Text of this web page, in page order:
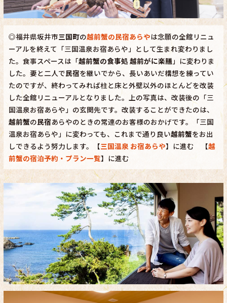
◎福井県坂井市三国町の越前蟹の民宿あらやは念願の全館リニュ
ーアルを終えて「三国温泉お宿あらや」として生まれ変わりまし
た。食事スペースは「越前蟹の食事処 越前がに楽膳」に変わりま
した。妻と二人で民宿を継いでから、長いあいだ構想を練ってい
たのですが、終わってみれば柱と床と外壁以外のほとんどを改装
した全館リニューアルとなりました。上の写真は、改装後の「三
国温泉お宿あらや」の玄関先です。改装することができたのは、
越前蟹の民宿あらやのときの常連のお客様のおかげです。「三国
温泉お宿あらや」に変わっても、これまで通り良い越前蟹をお出
しできるよう努力します。【三国温泉 お宿あらや】に進む 【越
前蟹の宿泊予約・プラン一覧】に進む